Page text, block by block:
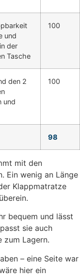
und
der
Tasche
100
den 2
und
100
98
mit den
Ein wenig an Länge
Klappmatratze
bequem und lässt
sie auch
zum Lagern.
– eine Seite war
hier ein